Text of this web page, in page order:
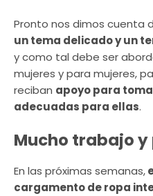
Pronto nos dimos cuenta
un tema delicado y un
y como tal debe ser
mujeres y para mujeres,
reciban apoyo para
adecuadas para ellas.
Mucho trabajo y
En las próximas semanas,
cargamento de ropa